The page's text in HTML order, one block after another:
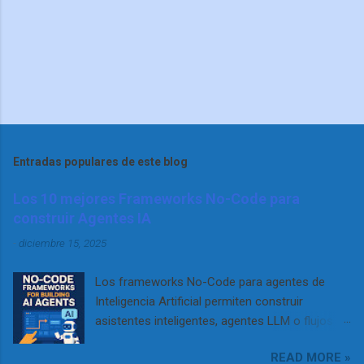
Entradas populares de este blog
Los 10 mejores Frameworks No-Code para
construir Agentes IA
- diciembre 15, 2025
Los frameworks No-Code para agentes de
Inteligencia Artificial permiten construir
asistentes inteligentes, agentes LLM o flujos
apoyan en interfaces visuales, configuración
READ MORE »